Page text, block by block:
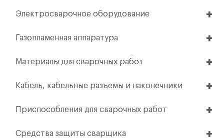
Электросварочное оборудование
Газопламенная аппаратура
Материалы для сварочных работ
Кабель, кабельные разъемы и наконечники
Приспособления для сварочных работ
Средства защиты сварщика